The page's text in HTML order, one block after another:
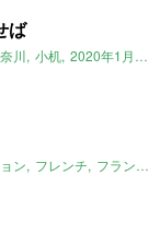
ば
川 小机 2020年1月のおすすめ
ン フレンチ フランス